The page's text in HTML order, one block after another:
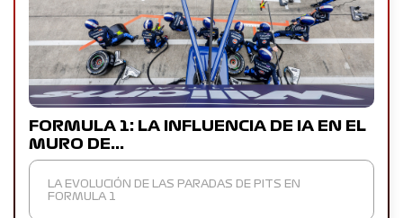
FORMULA 1: LA INFLUENCIA DE IA EN EL
MURO DE…
LA EVOLUCIÓN DE LAS PARADAS DE PITS EN
FORMULA 1